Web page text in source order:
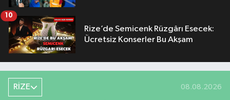
Rize’de Semicenk Rüzgârı Esecek:
Ücretsiz Konserler Bu Akşam
10
RİZE 08.08.2026